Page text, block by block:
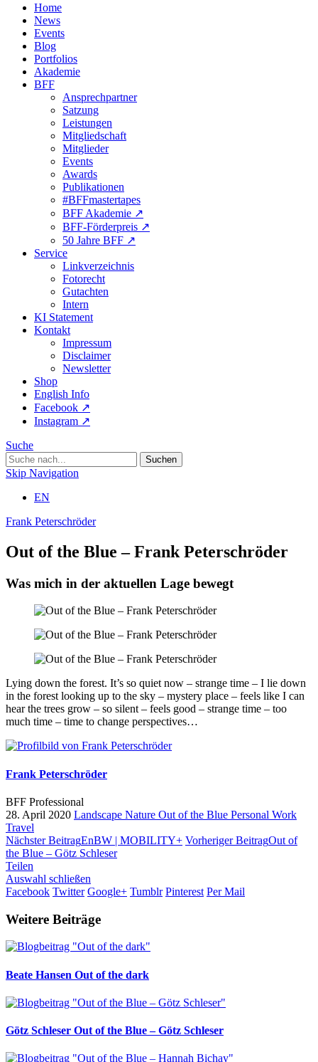
Home
News
Events
Blog
Portfolios
Akademie
BFF
Ansprechpartner
Satzung
Leistungen
Mitgliedschaft
Mitglieder
Events
Awards
Publikationen
#BFFmastertapes
BFF Akademie ↗︎
BFF-Förderpreis ↗︎
50 Jahre BFF ↗︎
Service
Linkverzeichnis
Fotorecht
Gutachten
Intern
KI Statement
Kontakt
Impressum
Disclaimer
Newsletter
Shop
English Info
Facebook ↗︎
Instagram ↗︎
Suche
Skip Navigation
EN
Frank Peterschröder
Out of the Blue – Frank Peterschröder
Was mich in der aktuellen Lage bewegt
Lying down the forest. It’s so quiet now – strange time – I lie down
in the forest looking up to the sky – mystery place – feels like I can
hear the trees grow – so silent – feels good – strange time – too
much time – time to change perspectives…
Frank Peterschröder
BFF Professional
28. April 2020 Landscape Nature Out of the Blue Personal Work
Travel
Nächster BeitragEnBW | MOBILITY+ Vorheriger BeitragOut of
the Blue – Götz Schleser
Teilen
Auswahl schließen
Facebook Twitter Google+ Tumblr Pinterest Per Mail
Weitere Beiträge
Beate Hansen Out of the dark
Götz Schleser Out of the Blue – Götz Schleser